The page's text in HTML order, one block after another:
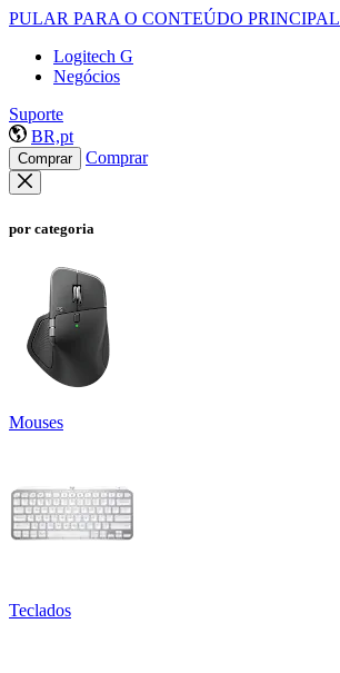
PULAR PARA O CONTEÚDO PRINCIPAL
Logitech G
Negócios
Suporte
BR,pt
Comprar Comprar
por categoria
Mouses
Teclados